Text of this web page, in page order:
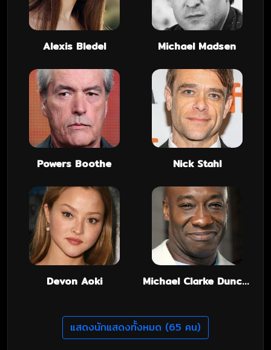
Alexis Bledel Michael Madsen
Powers Boothe Nick Stahl
Devon Aoki Michael Clarke Duncan
แสดงนักแสดงทั้งหมด (65 คน)